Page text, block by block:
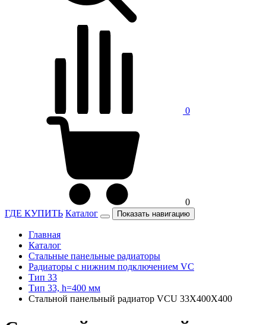
0
0
ГДЕ КУПИТЬ Каталог Показать навигацию
Главная
Каталог
Стальные панельные радиаторы
Радиаторы c нижним подключением VC
Тип 33
Тип 33, h=400 мм
Стальной панельный радиатор VCU 33Х400X400